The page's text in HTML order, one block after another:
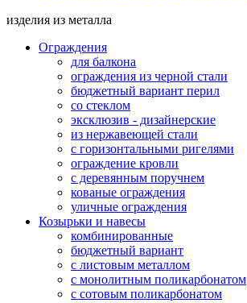
изделия из металла
Ограждения
для балкона
ограждения из черной стали
бюджетный вариант перил
со стеклом
эксклюзив - дизайнерские
из нержавеющей стали
с горизонтальными ригелями
ограждение кровли
с деревянным поручнем
кованые ограждения
уличные ограждения
Козырьки и навесы
комбинированные
бюджетный вариант
с листовым металлом
с монолитным поликарбонатом
с сотовым поликарбонатом